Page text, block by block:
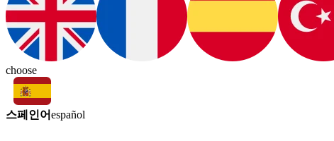
choose
스페인어español